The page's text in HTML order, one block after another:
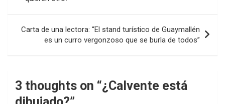
entradas
Carta de una lectora: “El stand turístico de Guaymallén
es un curro vergonzoso que se burla de todos”
3 thoughts on “¿Calvente está